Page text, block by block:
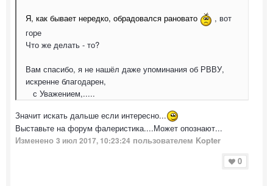
Я, как бывает нередко, обрадовался рановато
, вот
горе
Что же делать - то?
Вам спасибо, я не нашёл даже упоминания об РВВУ,
искренне благодарен,
с Уважением,.....
Значит искать дальше если интересно...
Выставьте на форум фалеристика....Может опознают...
Изменено 3 июл 2017, 10:23:24 пользователем Kopter
0